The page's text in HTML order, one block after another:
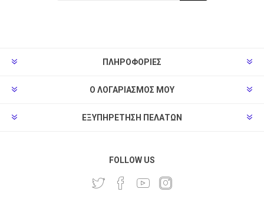
ΠΛΗΡΟΦΟΡΊΕΣ
Ο ΛΟΓΑΡΙΑΣΜΌΣ ΜΟΥ
ΕΞΥΠΗΡΈΤΗΣΗ ΠΕΛΑΤΏΝ
FOLLOW US